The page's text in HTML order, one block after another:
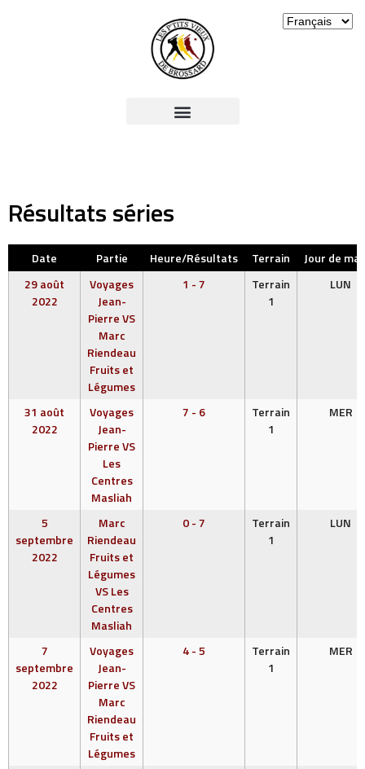
Résultats séries
Date Partie Heure/Résultats Terrain
Jour de
29 août
2022
Voyages
Jean-
Pierre VS
Marc
Riendeau
Fruits et
Légumes
1 - 7
Terrain
1
LUN
31 août
2022
Voyages
Jean-
Pierre VS
Les
Centres
Masliah
7 - 6
Terrain
1
MER
5
septembre
2022
Marc
Riendeau
Fruits et
Légumes
VS Les
Centres
Masliah
0 - 7
Terrain
1
LUN
7
septembre
2022
Voyages
Jean-
Pierre VS
Marc
Riendeau
Fruits et
Légumes
4 - 5
Terrain
1
MER